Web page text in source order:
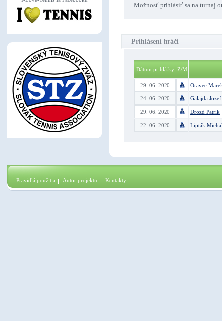
Možnosť prihlásiť sa na turnaj
Prihlásení hráči
Dátum prihlášky Z/M
29. 06. 2020 Oravec
24. 06. 2020 Galajda Jozef
29. 06. 2020 Drozd Patrik
22. 06. 2020 Lipták Michal
Pravidlá použitia Autor projektu Kontakty